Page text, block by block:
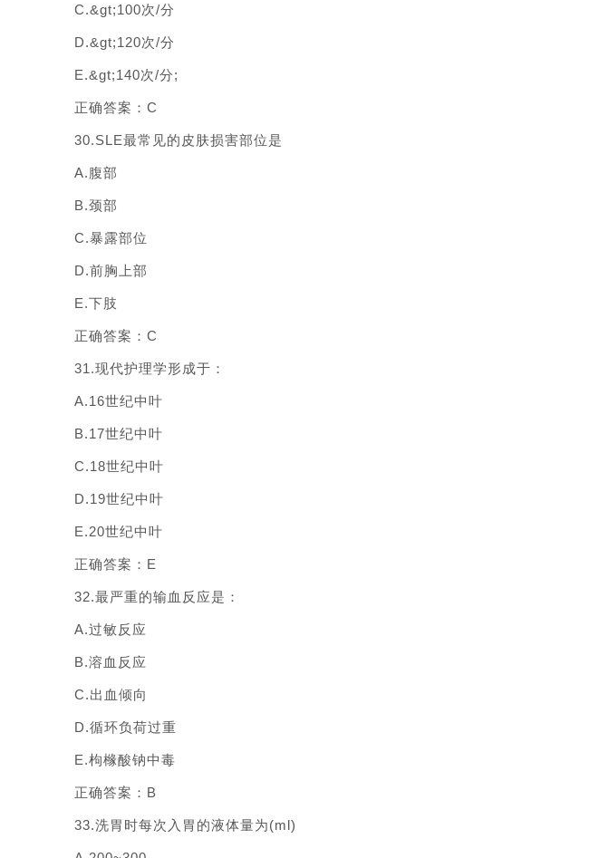
C.&gt;100次/分
D.&gt;120次/分
E.&gt;140次/分;
正确答案：C
30.SLE最常见的皮肤损害部位是
A.腹部
B.颈部
C.暴露部位
D.前胸上部
E.下肢
正确答案：C
31.现代护理学形成于：
A.16世纪中叶
B.17世纪中叶
C.18世纪中叶
D.19世纪中叶
E.20世纪中叶
正确答案：E
32.最严重的输血反应是：
A.过敏反应
B.溶血反应
C.出血倾向
D.循环负荷过重
E.枸橼酸钠中毒
正确答案：B
33.洗胃时每次入胃的液体量为(ml)